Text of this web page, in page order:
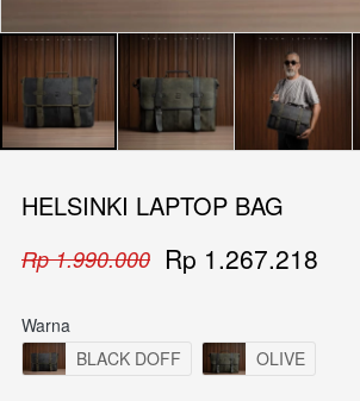
HELSINKI LAPTOP BAG
Rp 1.990.000 Rp 1.267.218
Warna
BLACK DOFF
OLIVE